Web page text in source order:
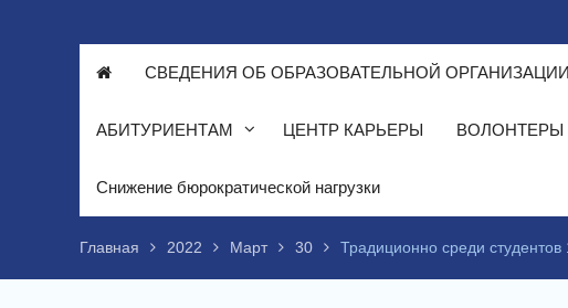
СВЕДЕНИЯ ОБ ОБРАЗОВАТЕЛЬНОЙ ОРГАНИЗАЦИИ
АБИТУРИЕНТАМ ЦЕНТР КАРЬЕРЫ ВОЛОНТЕРЫ
Снижение бюрократической нагрузки
Главная 2022 Март 30 Традиционно среди студентов